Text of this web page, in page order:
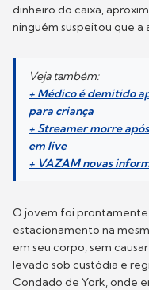
dinheiro do caixa,
ninguém suspeitou que a
Veja também:
+ Médico é demitido
para criança
+ Streamer morre
em live
+ VAZAM novas
O jovem foi
estacionamento na
em seu corpo, sem
levado sob custódia e
Condado de York, onde